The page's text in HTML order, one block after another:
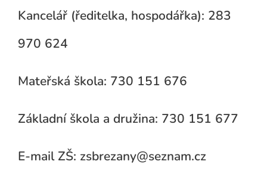
Kancelář (ředitelka, hospodářka): 283
970 624
Mateřská škola: 730 151 676
Základní škola a družina: 730 151 677
E-mail ZŠ: zsbrezany@seznam.cz